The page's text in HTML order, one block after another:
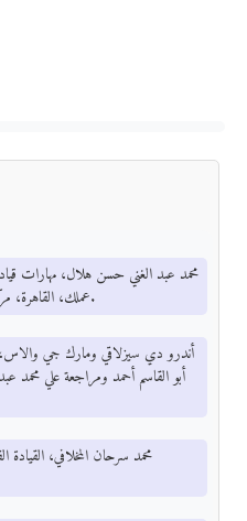
عملك، القاهرة، مركز تطوير الأداء والتنمية، 1994، ص 11.
أبو القاسم أحمد ومراجعة علي محمد